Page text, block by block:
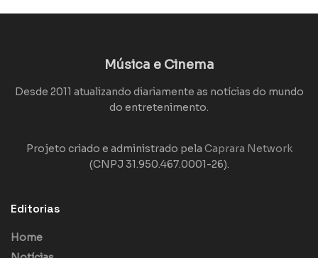
Música e Cinema
Desde 2011 atualizando diariamente as notícias do mundo
do entretenimento.
Projeto criado e administrado pela Caprara Network
(CNPJ 31.950.467.0001-26).
Editorias
Home